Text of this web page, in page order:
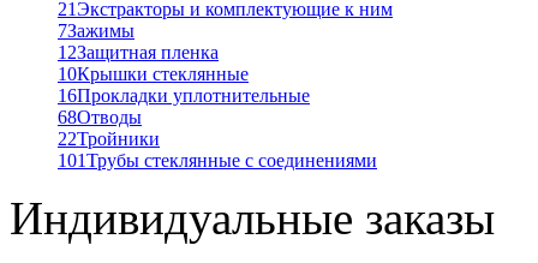
21Экстракторы и комплектующие к ним
7Зажимы
12Защитная пленка
10Крышки стеклянные
16Прокладки уплотнительные
68Отводы
22Тройники
101Трубы стеклянные с соединениями
Индивидуальные заказы